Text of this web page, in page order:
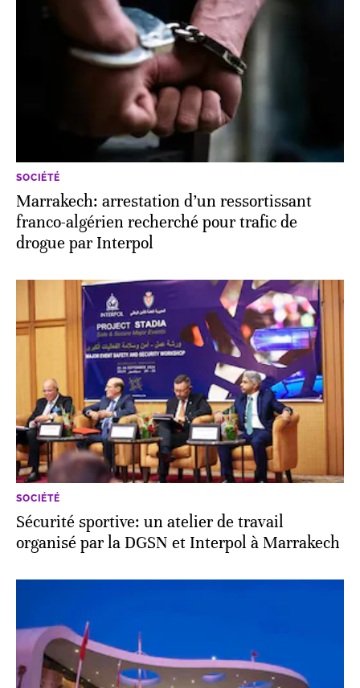
SOCIÉTÉ
Marrakech: arrestation d’un ressortissant
franco-algérien recherché pour trafic de
drogue par Interpol
SOCIÉTÉ
Sécurité sportive: un atelier de travail
organisé par la DGSN et Interpol à Marrakech